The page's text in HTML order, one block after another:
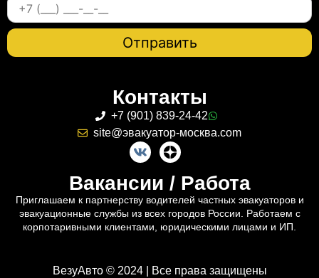
Контакты
+7 (901) 839-24-42
site@эвакуатор-москва.com
Вакансии / Работа
Приглашаем к партнерству водителей частных эвакуаторов и
эвакуационные службы из всех городов России. Работаем с
корпотаривными клиентами, юридическими лицами и ИП.
ВезуАвто © 2024 | Все права защищены